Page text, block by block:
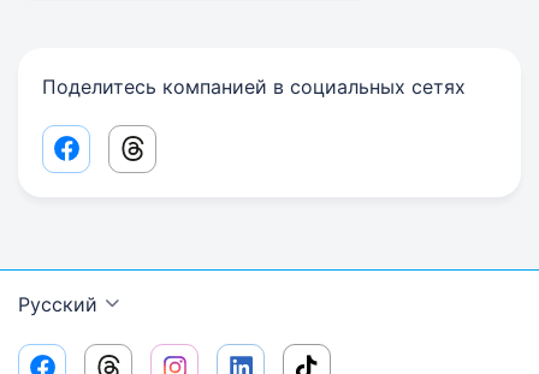
Поделитесь компанией в социальных сетях
Facebook share link
Threads share link
Русский